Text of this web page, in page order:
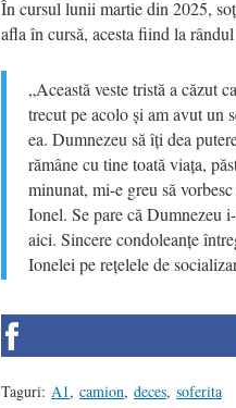
În cursul lunii martie din 2025,
afla în cursă, acesta fiind la
„Această veste tristă a căzut
trecut pe acolo și am avut un
ea. Dumnezeu să îți dea
rămâne cu tine toată viața,
minunat, mi-e greu să
Ionel. Se pare că Dumnezeu
aici. Sincere condoleanțe
Ionelei pe rețelele de
Taguri: A1, camion, deces, soferita